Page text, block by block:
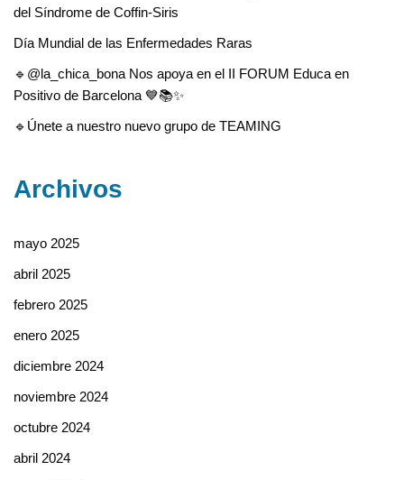
del Síndrome de Coffin-Siris
Día Mundial de las Enfermedades Raras
🔹@la_chica_bona Nos apoya en el II FORUM Educa en
Positivo de Barcelona 💙📚✨
🔹Únete a nuestro nuevo grupo de TEAMING
Archivos
mayo 2025
abril 2025
febrero 2025
enero 2025
diciembre 2024
noviembre 2024
octubre 2024
abril 2024